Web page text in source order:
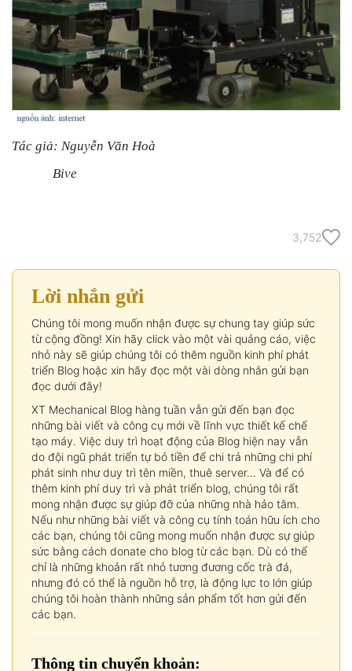
Tác giả: Nguyễn Văn Hoà
Bive
3,752
Lời nhắn gửi
Chúng tôi mong muốn nhận được sự chung tay giúp sức
từ cộng đồng! Xin hãy click vào một vài quảng cáo, việc
nhỏ này sẽ giúp chúng tôi có thêm nguồn kinh phí phát
triển Blog hoặc xin hãy đọc một vài dòng nhắn gửi bạn
đọc dưới đây!
XT Mechanical Blog hàng tuần vẫn gửi đến bạn đọc
những bài viết và công cụ mới về lĩnh vực thiết kế chế
tạo máy. Việc duy trì hoạt động của Blog hiện nay vẫn
do đội ngũ phát triển tự bỏ tiền để chi trả những chi phí
phát sinh như duy trì tên miền, thuê server… Và để có
thêm kinh phí duy trì và phát triển blog, chúng tôi rất
mong nhận được sự giúp đỡ của những nhà hảo tâm.
Nếu như những bài viết và công cụ tính toán hữu ích cho
các bạn, chúng tôi cũng mong muốn nhận được sự giúp
sức bằng cách donate cho blog từ các bạn. Dù có thể
chỉ là những khoản rất nhỏ tương đương cốc trà đá,
nhưng đó có thể là nguồn hỗ trợ, là động lực to lớn giúp
chúng tôi hoàn thành những sản phẩm tốt hơn gửi đến
các bạn.
Thông tin chuyển khoản: